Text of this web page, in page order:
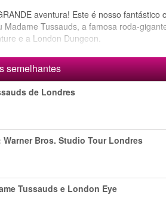
aventura! Este é nosso
Madame Tussauds, a famosa roda-
e a London Dungeon.
semelhantes
de Londres
Warner Bros. Studio Tour Londres
Tussauds e London Eye